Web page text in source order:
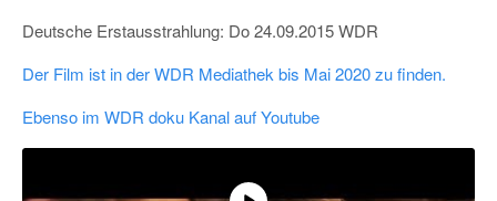
Deutsche Erstausstrahlung: Do 24.09.2015WDR
Der Film ist in der WDR Mediathek bis Mai 2020 zu finden.
Ebenso im WDR doku Kanal auf Youtube